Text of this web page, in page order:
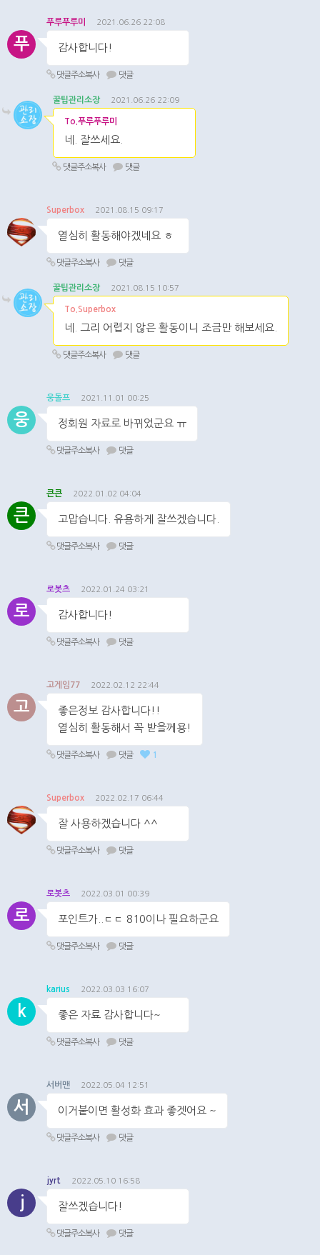
푸
푸루푸루미 2021.06.26 22:08
감사합니다!
댓글주소복사 댓글
꿀팁관리소장 2021.06.26 22:09
To.푸루푸루미
네. 잘쓰세요.
댓글주소복사 댓글
Superbox 2021.08.15 09:17
열심히 활동해야겠네요 ㅎ
댓글주소복사 댓글
꿀팁관리소장 2021.08.15 10:57
To.Superbox
네. 그리 어렵지 않은 활동이니 조금만 해보세요.
댓글주소복사 댓글
웅
웅돌프 2021.11.01 00:25
정회원 자료로 바뀌었군요 ㅠ
댓글주소복사 댓글
큰
큰큰 2022.01.02 04:04
고맙습니다. 유용하게 잘쓰겠습니다.
댓글주소복사 댓글
로
로봇츠 2022.01.24 03:21
감사합니다!
댓글주소복사 댓글
고
고게임77 2022.02.12 22:44
좋은정보 감사합니다!!
열심히 활동해서 꼭 받을께용!
댓글주소복사 댓글 1
Superbox 2022.02.17 06:44
잘 사용하겠습니다 ^^
댓글주소복사 댓글
로
로봇츠 2022.03.01 00:39
포인트가..ㄷㄷ 810이나 필요하군요
댓글주소복사 댓글
k
karius 2022.03.03 16:07
좋은 자료 감사합니다~
댓글주소복사 댓글
서
서버맨 2022.05.04 12:51
이거붙이면 활성화 효과 좋겟어요 ~
댓글주소복사 댓글
j
jyrt 2022.05.10 16:58
잘쓰겠습니다!
댓글주소복사 댓글